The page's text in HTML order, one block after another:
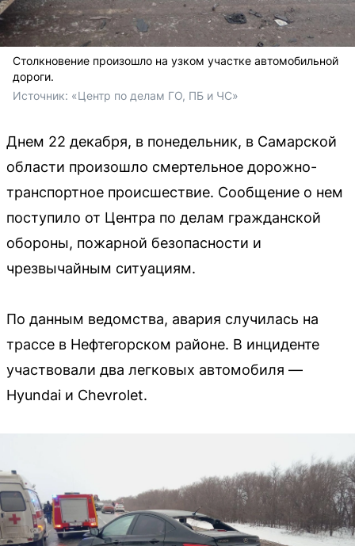
Столкновение произошло на узком участке автомобильной
дороги.
Источник: «Центр по делам ГО, ПБ и ЧС»
Днем 22 декабря, в понедельник, в Самарской
области произошло смертельное дорожно-
транспортное происшествие. Сообщение о нем
поступило от Центра по делам гражданской
обороны, пожарной безопасности и
чрезвычайным ситуациям.
По данным ведомства, авария случилась на
трассе в Нефтегорском районе. В инциденте
участвовали два легковых автомобиля —
Hyundai и Chevrolet.